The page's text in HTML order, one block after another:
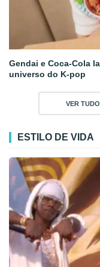
Gendai e Coca-Cola
universo do K-pop
VER
ESTILO DE VIDA